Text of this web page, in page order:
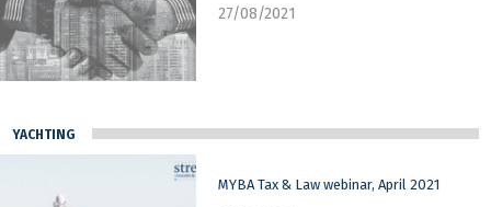
27/08/2021
YACHTING
MYBA Tax & Law webinar, April 2021